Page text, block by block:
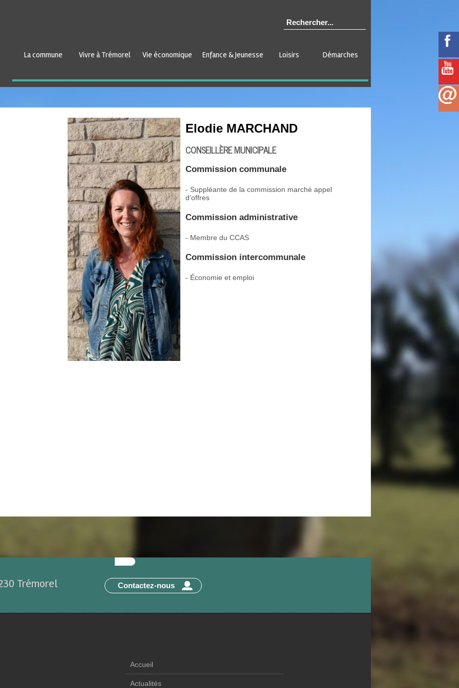
La commune Vivre à Trémorel Vie économique Enfance & Jeunesse Loisirs Démarches
Elodie MARCHAND
CONSEILLÈRE MUNICIPALE
Commission communale
- Suppléante de la commission marché appel
d'offres
Commission administrative
- Membre du CCAS
Commission intercommunale
- Économie et emploi
Accueil
Actualités
Trémorel Contactez-nous